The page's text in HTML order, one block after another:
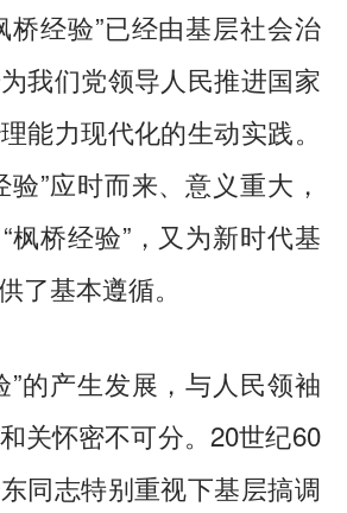
桥经验”已经由基层社会治
我们党领导人民推进国家
能力现代化的生动实践。
验”应时而来、意义重大，
枫桥经验”，又为新时代基
了基本遵循。
产生发展，与人民领袖
关怀密不可分。20世纪60
同志特别重视下基层搞调